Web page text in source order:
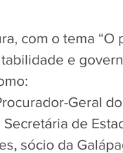
com o tema
e
Geral
Secretária de
sócio da